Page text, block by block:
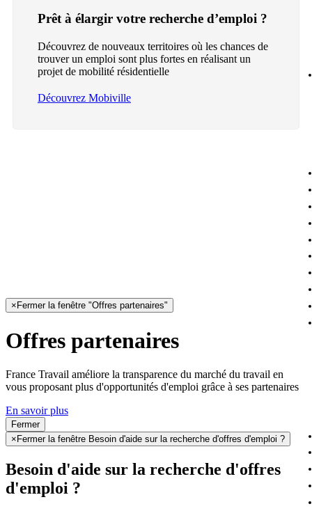
Prêt à élargir votre recherche d’emploi ?
Découvrez de nouveaux territoires où les chances de
trouver un emploi sont plus fortes en réalisant un
projet de mobilité résidentielle
Découvrez Mobiville
× Fermer la fenêtre "Offres partenaires"
Offres partenaires
France Travail améliore la transparence du marché du travail en
vous proposant plus d'opportunités d'emploi grâce à ses partenaires
En savoir plus
Fermer
× Fermer la fenêtre Besoin d'aide sur la recherche d'offres d'emploi ?
Besoin d'aide sur la recherche d'offres
d'emploi ?